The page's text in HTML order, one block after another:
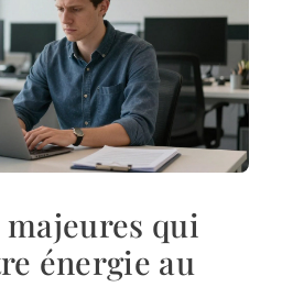
majeures qui
énergie au